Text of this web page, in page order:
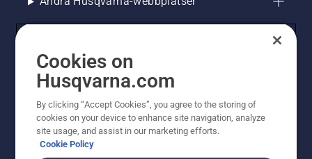
© Husqvarna AB (publ). All rights reserved. Priserna
Cookies on
Husqvarna.com
By clicking “Accept Cookies”, you agree to the storing of
cookies on your device to enhance site navigation, analyze
site usage, and assist in our marketing efforts.
Cookie Policy